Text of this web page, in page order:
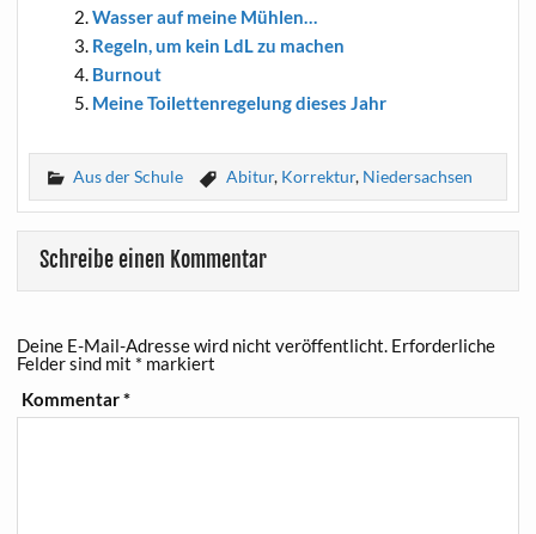
Was­ser auf mei­ne Mühlen…
Regeln, um kein LdL zu machen
Burn­out
Mei­ne Toi­let­ten­re­ge­lung die­ses Jahr
Aus der Schule Abitur, Korrektur, Niedersachsen
Schreibe einen Kommentar
Deine E-Mail-Adresse wird nicht veröffentlicht. Erforderliche
Felder sind mit * markiert
Kommentar*